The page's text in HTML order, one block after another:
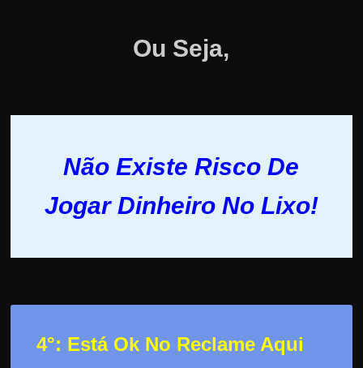
Ou Seja,
Não Existe Risco De
Jogar Dinheiro No Lixo!
4°: Está Ok No Reclame Aqui